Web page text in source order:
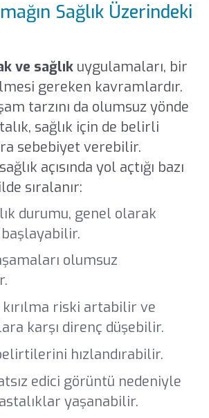
Sağlık Üzerindeki
ve sağlıkuygulamaları, bir
gereken kavramlardır.
tarzını da olumsuz yönde
sağlık için de belirli
sebebiyet verebilir.
açısında yol açtığı bazı
sıralanır:
durumu, genel olarak
olumsuz
kırılma riski artabilir ve
karşı direnç düşebilir.
hızlandırabilir.
edici görüntü nedeniyle
yaşanabilir.